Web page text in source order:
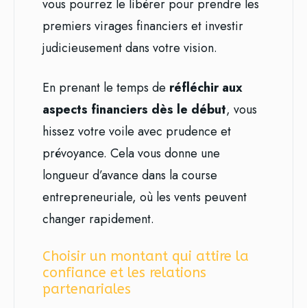
vous pourrez le libérer pour prendre les
premiers virages financiers et investir
judicieusement dans votre vision.
En prenant le temps de réfléchir aux
aspects financiers dès le début, vous
hissez votre voile avec prudence et
prévoyance. Cela vous donne une
longueur d’avance dans la course
entrepreneuriale, où les vents peuvent
changer rapidement.
Choisir un montant qui attire la
confiance et les relations
partenariales